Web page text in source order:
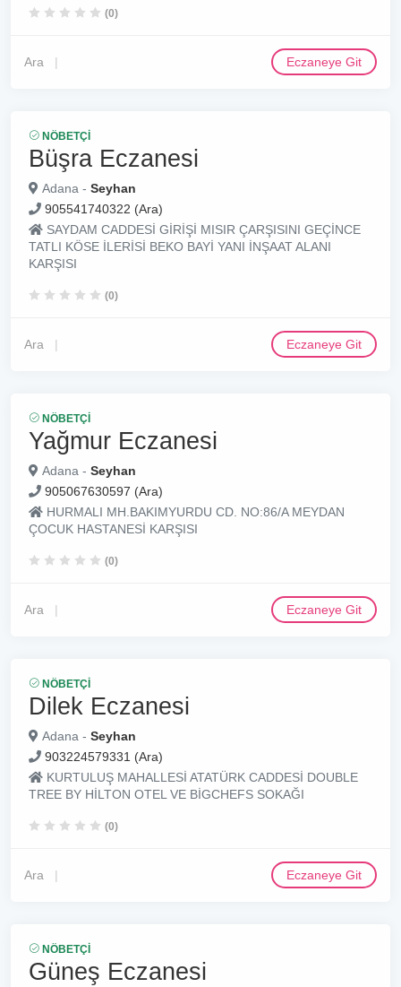
(0)
Ara Eczaneye Git
NÖBETÇI
Büşra Eczanesi
Adana - Seyhan
905541740322 (Ara)
SAYDAM CADDESİ GİRİŞİ MISIR ÇARŞISINI GEÇİNCE
TATLI KÖSE İLERİSİ BEKO BAYİ YANI İNŞAAT ALANI
KARŞISI
(0)
Ara Eczaneye Git
NÖBETÇI
Yağmur Eczanesi
Adana - Seyhan
905067630597 (Ara)
HURMALI MH.BAKIMYURDU CD. NO:86/A MEYDAN
ÇOCUK HASTANESİ KARŞISI
(0)
Ara Eczaneye Git
NÖBETÇI
Dilek Eczanesi
Adana - Seyhan
903224579331 (Ara)
KURTULUŞ MAHALLESİ ATATÜRK CADDESİ DOUBLE
TREE BY HİLTON OTEL VE BİGCHEFS SOKAĞI
(0)
Ara Eczaneye Git
NÖBETÇI
Güneş Eczanesi